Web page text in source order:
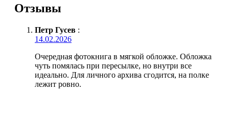
Отзывы
Петр Гусев :
14.02.2026
Очередная фотокнига в мягкой обложке. Обложка
чуть помялась при пересылке, но внутри все
идеально. Для личного архива сгодится, на полке
лежит ровно.